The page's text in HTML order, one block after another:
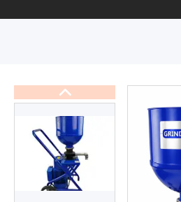
Обладнання для виробництва
рукавів високого тиску (РВТ)
Обладнання для бетонних
підлог
Обладнання для прочищення
труб